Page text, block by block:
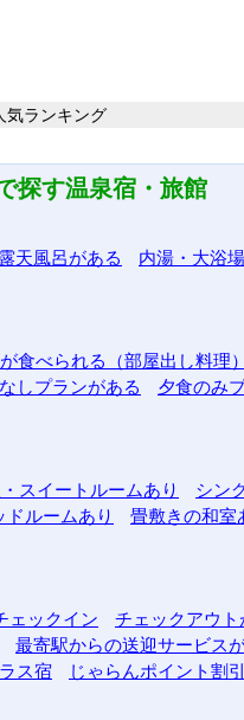
気ランキング
探す温泉宿・旅館
露天風呂がある 内湯・大浴
食べられる（部屋出し料理）
しプランがある 夕食のみ
スイートルームあり シン
ドルームあり 畳敷きの和室
ェックイン
チェックアウ
最寄駅からの送迎サービス
ス宿 じゃらんポイント割